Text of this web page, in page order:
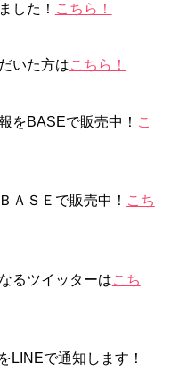
した！ こちら！
いた方はこちら！
をBASEで販売中！ こ
ＡＳＥで販売中！ こち
るツイッターはこち
LINEで通知します！